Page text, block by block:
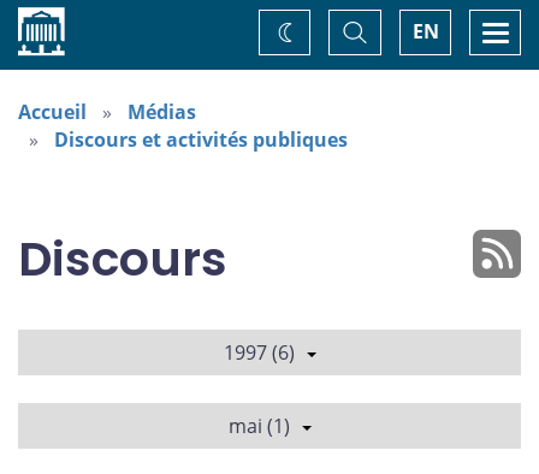
Accueil EN
Basculer
la
recherche
Changez
de
Accueil
Médias
Discours et activités publiques
Discours
1997 (6)
mai (1)